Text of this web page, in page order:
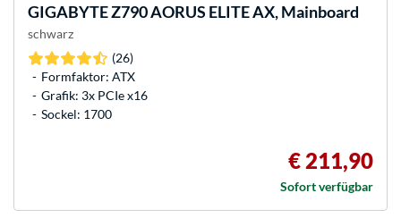
GIGABYTEZ790 AORUS ELITE AX, Mainboard
schwarz
(26)
Formfaktor: ATX
Grafik: 3x PCIe x16
Sockel: 1700
€ 211,90
Sofort verfügbar